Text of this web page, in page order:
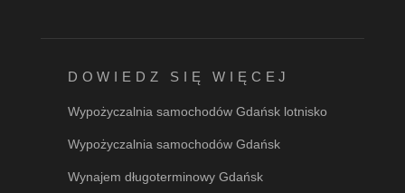
DOWIEDZ SIĘ WIĘCEJ
Wypożyczalnia samochodów Gdańsk lotnisko
Wypożyczalnia samochodów Gdańsk
Wynajem długoterminowy Gdańsk